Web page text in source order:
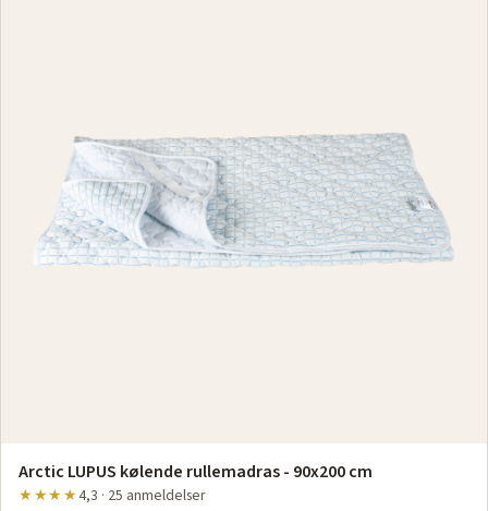
Arctic LUPUS kølende rullemadras - 90x200 cm
★★★★4,3 · 25 anmeldelser